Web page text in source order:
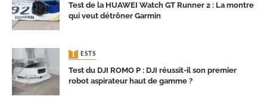
Test de la HUAWEI Watch GT Runner 2 : La montre
qui veut détrôner Garmin
TESTS
Test du DJI ROMO P : DJI réussit-il son premier
robot aspirateur haut de gamme ?